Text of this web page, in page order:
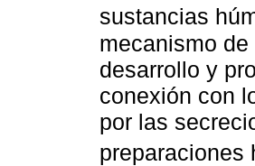
sustancias
mecanismo
desarrollo y
conexión con
por las
preparaciones